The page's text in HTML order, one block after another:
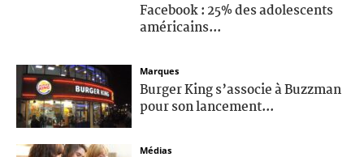
Facebook : 25% des adolescents
américains...
Marques
Burger King s’associe à Buzzman
pour son lancement...
Médias